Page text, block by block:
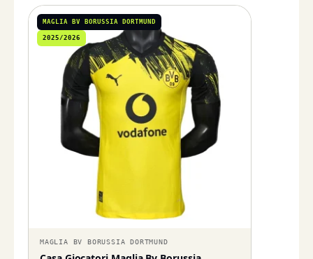
MAGLIA BV BORUSSIA DORTMUND
2025/2026
MAGLIA BV BORUSSIA DORTMUND